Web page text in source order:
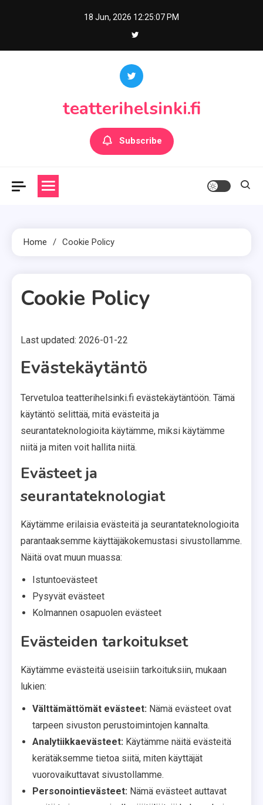
18 Jun, 2026 12:25:07 PM
teatterihelsinki.fi
Subscribe
Home Cookie Policy
Cookie Policy
2 MINS READ
Last updated: 2026-01-22
Evästekäytäntö
Tervetuloa teatterihelsinki.fi evästekäytäntöön. Tämä
käytäntö selittää, mitä evästeitä ja
seurantateknologioita käytämme, miksi käytämme
niitä ja miten voit hallita niitä.
Evästeet ja
seurantateknologiat
Käytämme erilaisia evästeitä ja seurantateknologioita
parantaaksemme käyttäjäkokemustasi sivustollamme.
Näitä ovat muun muassa:
Istuntoevästeet
Pysyvät evästeet
Kolmannen osapuolen evästeet
Evästeiden tarkoitukset
Käytämme evästeitä useisiin tarkoituksiin, mukaan
lukien:
Välttämättömät evästeet: Nämä evästeet ovat
tarpeen sivuston perustoimintojen kannalta.
Analytiikkaevästeet: Käytämme näitä evästeitä
kerätäksemme tietoa siitä, miten käyttäjät
vuorovaikuttavat sivustollamme.
Personointievästeet: Nämä evästeet auttavat